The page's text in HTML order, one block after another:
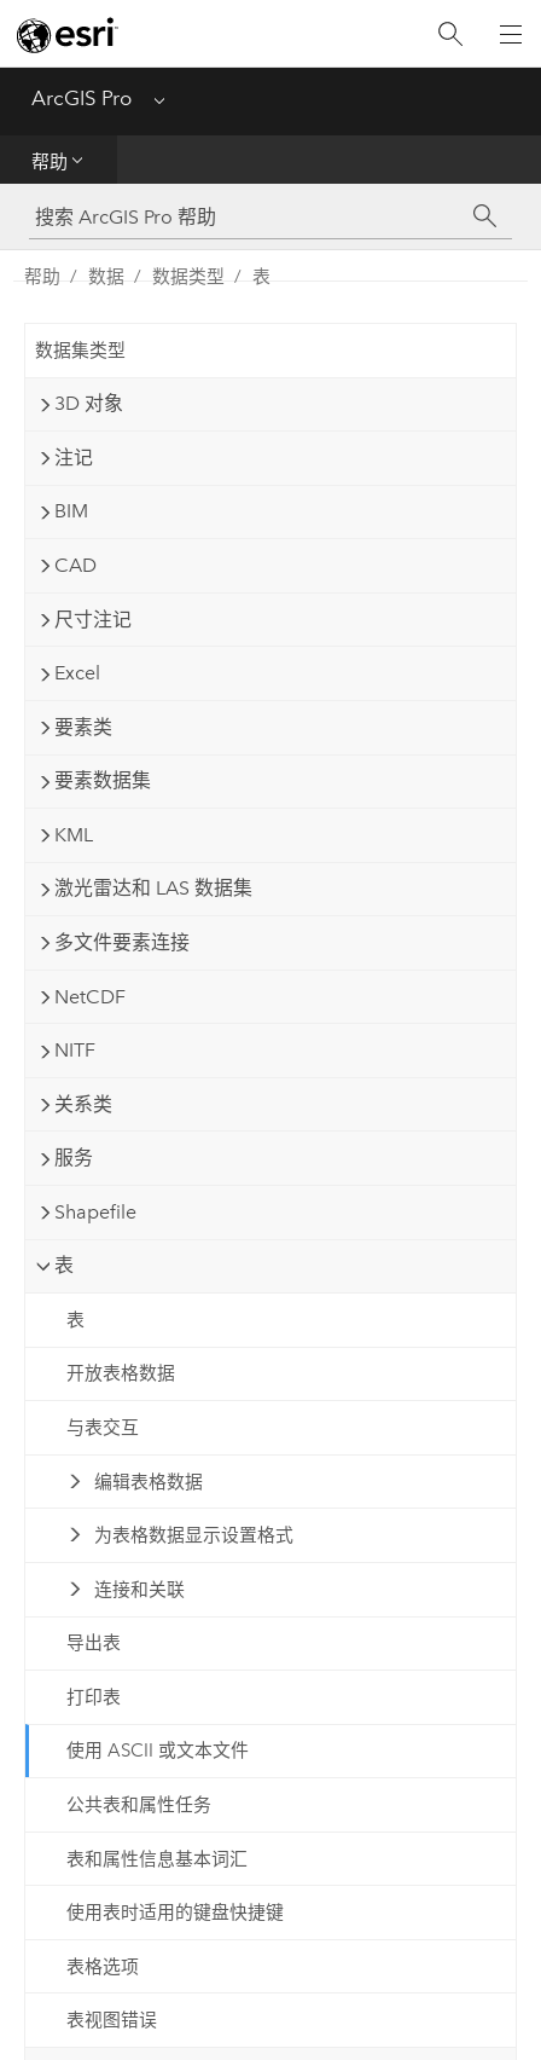
ArcGIS Pro Menu
帮助
工具参考
Python
帮助 数据 数据类型 表
数据集类型
3D 对象
注记
BIM
CAD
尺寸注记
Excel
要素类
要素数据集
KML
激光雷达和 LAS 数据集
多文件要素连接
NetCDF
NITF
关系类
服务
Shapefile
表
表
开放表格数据
与表交互
编辑表格数据
为表格数据显示设置格式
连接和关联
导出表
打印表
使用 ASCII 或文本文件
公共表和属性任务
表和属性信息基本词汇
使用表时适用的键盘快捷键
表格选项
表视图错误